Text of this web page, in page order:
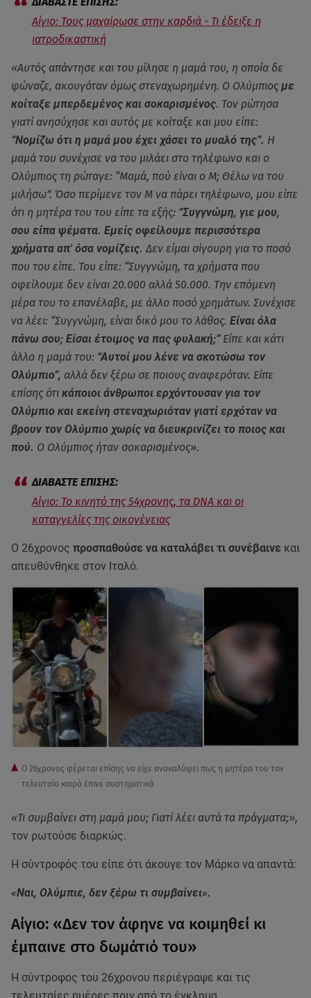
Αίγιο: Τους μαχαίρωσε στην καρδιά - Τι έδειξε η
ιατροδικαστική
«Αυτός απάντησε και του μίλησε η μαμά του, η οποία δε
φώναζε, ακουγόταν όμως στεναχωρημένη. Ο Ολύμπιος με
κοίταξε μπερδεμένος και σοκαρισμένος. Τον ρώτησα
γιατί ανησύχησε και αυτός με κοίταξε και μου είπε:
“Νομίζω ότι η μαμά μου έχει χάσει το μυαλό της”. Η
μαμά του συνέχισε να του μιλάει στο τηλέφωνο και ο
Ολύμπιος τη ρώταγε: “Μαμά, πού είναι ο Μ; Θέλω να του
μιλήσω”. Όσο περίμενε τον Μ να πάρει τηλέφωνο, μου είπε
ότι η μητέρα του του είπε τα εξής: “Συγγνώμη, γιε μου,
σου είπα ψέματα. Εμείς οφείλουμε περισσότερα
χρήματα απ' όσα νομίζεις.Δεν είμαι σίγουρη για το ποσό
που του είπε. Του είπε: “Συγγνώμη, τα χρήματα που
οφείλουμε δεν είναι 20.000 αλλά 50.000. Την επόμενη
μέρα του το επανέλαβε, με άλλο ποσό χρημάτων. Συνέχισε
να λέει: “Συγγνώμη, είναι δικό μου το λάθος. Είναι όλα
πάνω σου; Είσαι έτοιμος να πας φυλακή;” Είπε και κάτι
άλλο η μαμά του: “Αυτοί μου λένε να σκοτώσω τον
Ολύμπιο”, αλλά δεν ξέρω σε ποιους αναφερόταν. Είπε
επίσης ότι κάποιοι άνθρωποι ερχόντουσαν για τον
Ολύμπιο και εκείνη στεναχωριόταν γιατί ερχόταν να
βρουν τον Ολύμπιο χωρίς να διευκρινίζει το ποιος και
πού. Ο Ολύμπιος ήταν σοκαρισμένος».
Αίγιο: Το κινητό της 54χρονης, τα DNA και οι
καταγγελίες της οικογένειας
Ο 26χρονος προσπαθούσε να καταλάβει τι συνέβαινε και
απευθύνθηκε στον Ιταλό.
Ο 26χρονος φέρεται επίσης να είχε ανακαλύψει πως η μητέρα του τον
τελευταίο καιρό έπινε συστηματικά
«Τι συμβαίνει στη μαμά μου; Γιατί λέει αυτά τα πράγματα;»,
τον ρωτούσε διαρκώς.
Η σύντροφός του είπε ότι άκουγε τον Μάρκο να απαντά:
«Ναι, Ολύμπιε, δεν ξέρω τι συμβαίνει».
Αίγιο: «Δεν τον άφηνε να κοιμηθεί κι
έμπαινε στο δωμάτιό του»
Η σύντροφος του 26χρονου περιέγραψε και τις